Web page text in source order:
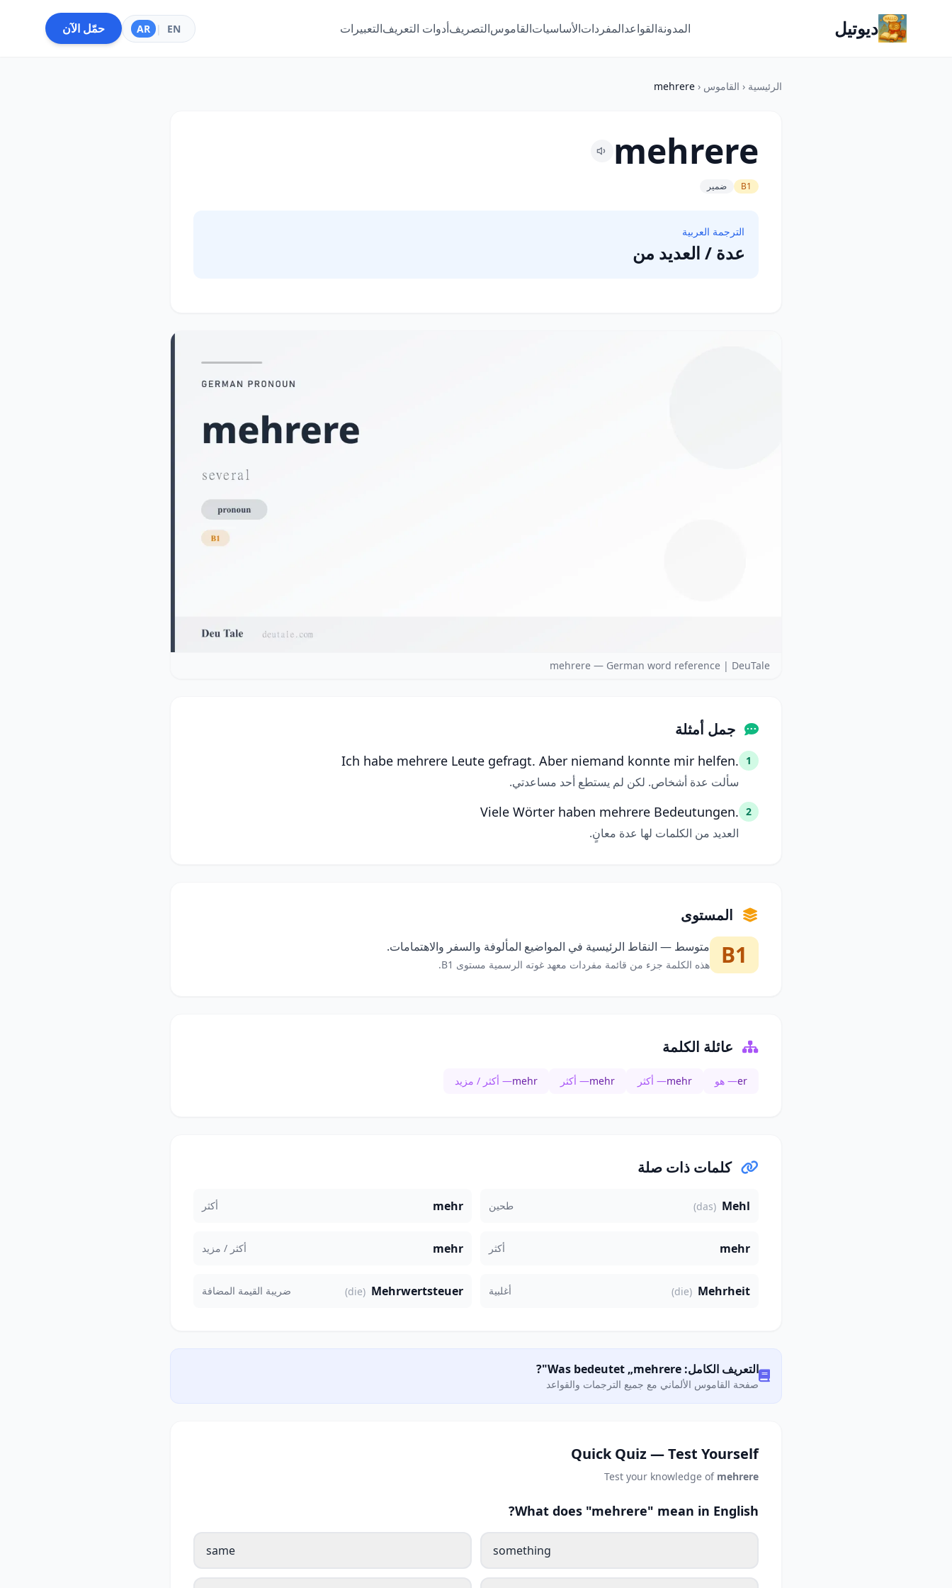
ديوتيل المدونةالقواعدالمفرداتالأساسياتالقاموسالتصريفأدوات التعريفالتعبيرات EN
|
AR حمّل الآن
الرئيسية ‹ القاموس ‹
mehrere
mehrere
B1 ضمير
الترجمة العربية
عدة / العديد من
mehrere — German word reference | DeuTale
جمل أمثلة
1
Ich habe mehrere Leute gefragt. Aber niemand konnte mir helfen.
سألت عدة أشخاص. لكن لم يستطع أحد مساعدتي.
2
Viele Wörter haben mehrere Bedeutungen.
العديد من الكلمات لها عدة معانٍ.
المستوى
B1 متوسط — النقاط الرئيسية في المواضيع المألوفة والسفر والاهتمامات.
هذه الكلمة جزء من قائمة مفردات معهد غوته الرسمية مستوى B1.
عائلة الكلمة
er— هو mehr— أكثر mehr— أكثر mehr— أكثر / مزيد
كلمات ذات صلة
Mehl
(das) طحين mehr أكثر
mehr أكثر mehr أكثر / مزيد
Mehrheit
(die) أغلبية Mehrwertsteuer
(die) ضريبة القيمة المضافة
التعريف الكامل: Was bedeutet „mehrere"?
صفحة القاموس الألماني مع جميع الترجمات والقواعد
Quick Quiz — Test Yourself
Test your knowledge of mehrere
What does "mehrere" mean in English?
something
same